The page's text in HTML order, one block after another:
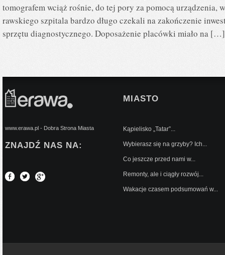
tomografem wciąż rośnie, do tej pory za pomocą urządzenia,
rawskiego szpitala bardzo długo czekali na zakończenie
sprzętu diagnostycznego. Doposażenie placówki miało na […]
www.erawa.pl - Dobra Strona Miasta
ZNAJDŹ NAS NA:
MIASTO
Kąpielisko „Tatar”...
Wybierasz się na grzyby? Ich...
Co jeszcze przed nami w...
Remonty, ale i ciągły rozwój...
Wakacje czasem podsumowań w...